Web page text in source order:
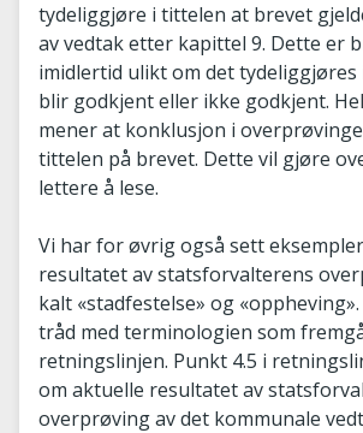
tydeliggjøre i tittelen at brevet
av vedtak etter kapittel 9. Dette er
imidlertid ulikt om det
blir godkjent eller ikke godkjent.
mener at konklusjon i
tittelen på brevet. Dette vil gjøre
lettere å lese.
Vi har for øvrig også sett
resultatet av statsforvalterens
kalt «stadfestelse» og
tråd med terminologien som
retningslinjen. Punkt 4.5 i
om aktuelle resultatet av
overprøving av det kommunale